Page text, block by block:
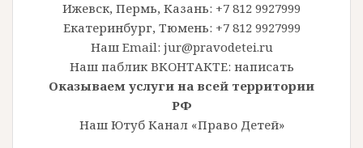
Ижевск, Пермь, Казань: +7 812 9927999
Екатеринбург, Тюмень: +7 812 9927999
Наш Email: jur@pravodetei.ru
Наш паблик ВКОНТАКТЕ: написать
Оказываем услуги на всей территории
РФ
Наш Ютуб Канал «Право Детей»